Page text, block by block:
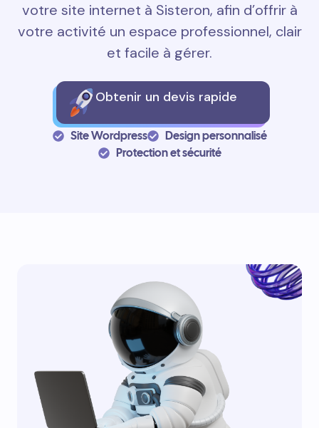
votre site internet à Sisteron, afin d’offrir à
votre activité un espace professionnel, clair
et facile à gérer.
Obtenir un devis rapide
Site Wordpress
Design personnalisé
Protection et sécurité